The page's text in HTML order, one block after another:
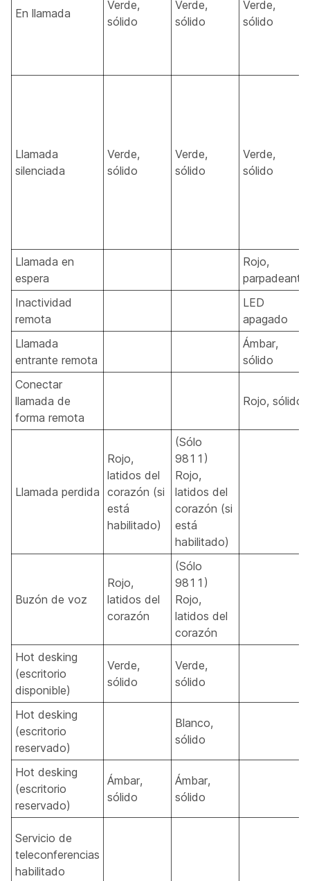
En llamada
Verde,
sólido
Verde,
sólido
Verde,
sólido
Llamada
silenciada
Verde,
sólido
Verde,
sólido
Verde,
sólido
Llamada en
espera
Rojo,
parpadeante
Inactividad
remota
LED
apagado
Llamada
entrante remota
Ámbar,
sólido
Conectar
llamada de
forma remota
Rojo, sólido
Llamada perdida
Rojo,
latidos del
corazón (si
está
habilitado)
(Sólo
9811)
Rojo,
latidos del
corazón (si
está
habilitado)
Buzón de voz
Rojo,
latidos del
corazón
(Sólo
9811)
Rojo,
latidos del
corazón
Hot desking
(escritorio
disponible)
Verde,
sólido
Verde,
sólido
Hot desking
(escritorio
reservado)
Blanco,
sólido
Hot desking
(escritorio
reservado)
Ámbar,
sólido
Ámbar,
sólido
Servicio de
teleconferencias
habilitado